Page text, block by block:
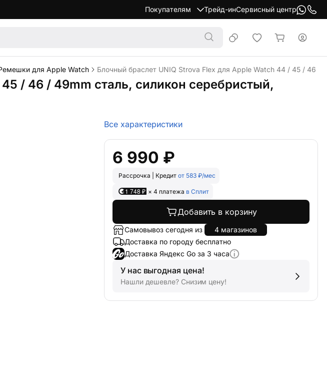
Покупателям Трейд-инСервисный центр
для Apple Watch Блочный браслет UNIQ Strova Flex для Apple Watch 44 / 45 / 46 /
/ 46 / 49mm сталь, силикон серебристый,
Все характеристики
6 990 ₽
Рассрочка | Кредит от 583 ₽/мес
1 748 ₽ × 4 платежа в Сплит
Добавить в корзину
Самовывоз сегодня из
4 магазинов
Доставка по городу бесплатно
Доставка Яндекс Go за 3 часа
У нас выгодная цена!
Нашли дешевле? Снизим цену!